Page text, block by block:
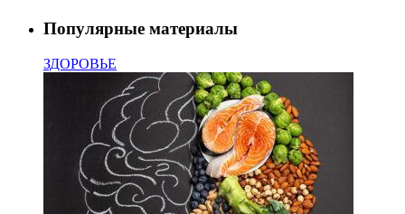
Популярные материалы
ЗДОРОВЬЕ